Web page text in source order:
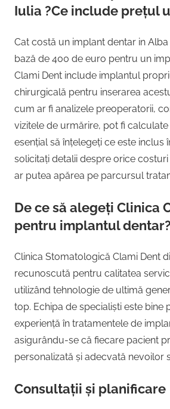
Iulia ?Ce include prețul
Cat costă un implant dentar in
bază de 400 de euro pentru un
Clami Dent include implantul
chirurgicală pentru inserarea
cum ar fi analizele preoperatorii,
vizitele de urmărire, pot fi calculate
esențial să înțelegeți ce este inclus
solicitați detalii despre orice
ar putea apărea pe parcursul
De ce să alegeți Clinica
pentru implantul dentar?
Clinica Stomatologică Clami Dent
recunoscută pentru calitatea
utilizând tehnologie de ultimă
top. Echipa de specialiști este bine
experiență în tratamentele de
asigurându-se că fiecare pacient
personalizată și adecvată nevoilor
Consultații și planificare